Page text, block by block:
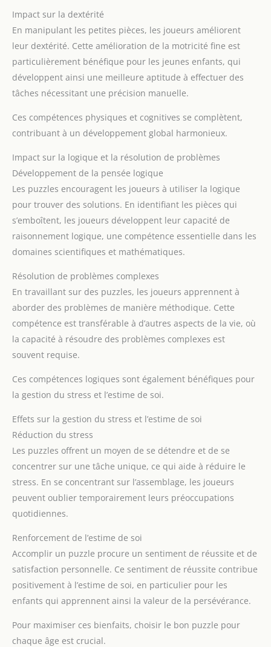
Impact sur la dextérité
En manipulant les petites pièces, les joueurs améliorent
leur dextérité. Cette amélioration de la motricité fine est
particulièrement bénéfique pour les jeunes enfants, qui
développent ainsi une meilleure aptitude à effectuer des
tâches nécessitant une précision manuelle.
Ces compétences physiques et cognitives se complètent,
contribuant à un développement global harmonieux.
Impact sur la logique et la résolution de problèmes
Développement de la pensée logique
Les puzzles encouragent les joueurs à utiliser la logique
pour trouver des solutions. En identifiant les pièces qui
s’emboîtent, les joueurs développent leur capacité de
raisonnement logique, une compétence essentielle dans les
domaines scientifiques et mathématiques.
Résolution de problèmes complexes
En travaillant sur des puzzles, les joueurs apprennent à
aborder des problèmes de manière méthodique. Cette
compétence est transférable à d’autres aspects de la vie, où
la capacité à résoudre des problèmes complexes est
souvent requise.
Ces compétences logiques sont également bénéfiques pour
la gestion du stress et l’estime de soi.
Effets sur la gestion du stress et l’estime de soi
Réduction du stress
Les puzzles offrent un moyen de se détendre et de se
concentrer sur une tâche unique, ce qui aide à réduire le
stress. En se concentrant sur l’assemblage, les joueurs
peuvent oublier temporairement leurs préoccupations
quotidiennes.
Renforcement de l’estime de soi
Accomplir un puzzle procure un sentiment de réussite et de
satisfaction personnelle. Ce sentiment de réussite contribue
positivement à l’estime de soi, en particulier pour les
enfants qui apprennent ainsi la valeur de la persévérance.
Pour maximiser ces bienfaits, choisir le bon puzzle pour
chaque âge est crucial.